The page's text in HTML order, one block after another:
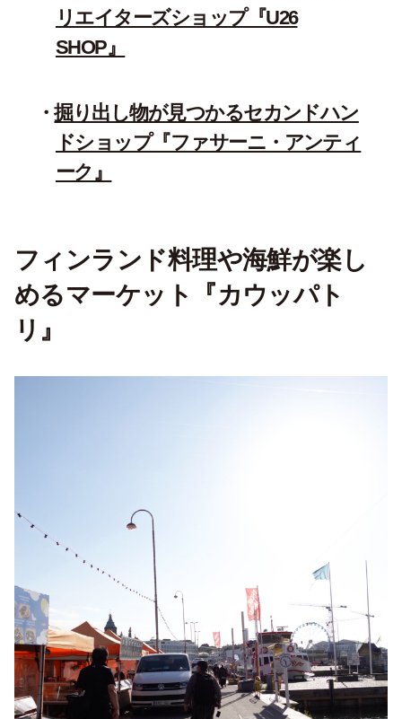
リエイターズショップ『U26
SHOP』
掘り出し物が見つかるセカンドハン
ドショップ『ファサーニ・アンティ
ーク』
フィンランド料理や海鮮が楽し
めるマーケット『カウッパト
リ』